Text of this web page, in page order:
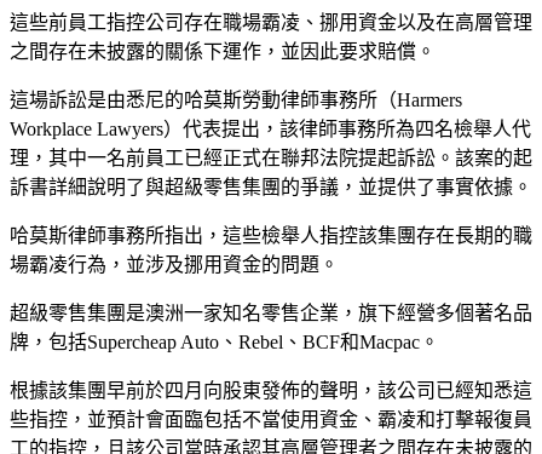
這些前員工指控公司存在職場霸凌、挪用資金以及在高層管理
之間存在未披露的關係下運作，並因此要求賠償。
這場訴訟是由悉尼的哈莫斯勞動律師事務所（Harmers
Workplace Lawyers）代表提出，該律師事務所為四名檢舉人代
理，其中一名前員工已經正式在聯邦法院提起訴訟。該案的起
訴書詳細說明了與超級零售集團的爭議，並提供了事實依據。
哈莫斯律師事務所指出，這些檢舉人指控該集團存在長期的職
場霸凌行為，並涉及挪用資金的問題。
超級零售集團是澳洲一家知名零售企業，旗下經營多個著名品
牌，包括Supercheap Auto、Rebel、BCF和Macpac。
根據該集團早前於四月向股東發佈的聲明，該公司已經知悉這
些指控，並預計會面臨包括不當使用資金、霸凌和打擊報復員
工的指控，且該公司當時承認其高層管理者之間存在未披露的